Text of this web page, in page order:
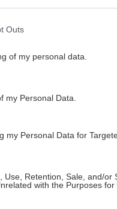
Outs
of my personal data.
my Personal Data.
my Personal Data for
Use, Retention, Sale, and/or
with the Purposes for
στο στόμα
Δεν ανασύρεται από
Νίκο Ευαγγελάτο και